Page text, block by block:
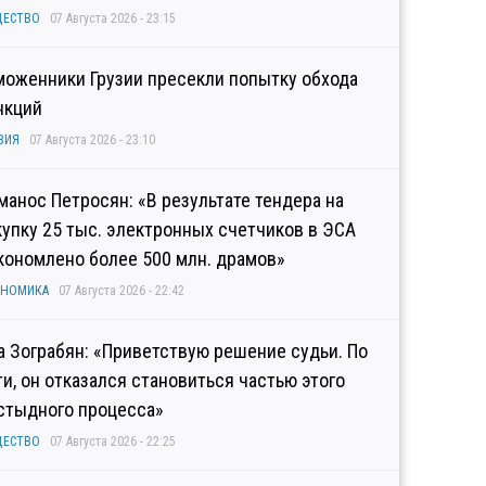
07 Августа 2026 - 23:15
Грузии пресекли попытку обхода
07 Августа 2026 - 23:10
Петросян: «В результате тендера на
25 тыс. электронных счетчиков в ЭСА
более 500 млн. драмов»
07 Августа 2026 - 22:42
Зограбян: «Приветствую решение судьи. По
он отказался становиться частью этого
процесса»
07 Августа 2026 - 22:25